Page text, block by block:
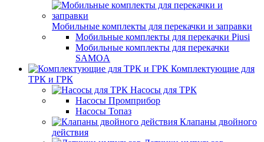
Мобильные комплекты для перекачки и заправки
Мобильные комплекты для перекачки Piusi
Мобильные комплекты для перекачки
SAMOA
Комплектующие для
ТРК и ГРК
Насосы для ТРК
Насосы Промприбор
Насосы Топаз
Клапаны двойного
действия